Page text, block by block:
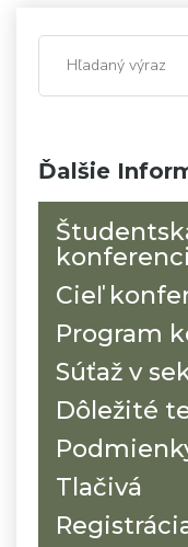
Ďalšie
Cieľ
Program
Súťaž v
Dôležité
Tlačivá